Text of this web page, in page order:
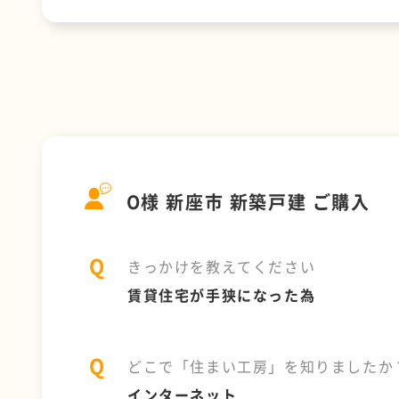
O様 新座市 新築戸建 ご購入
きっかけを教えてください
賃貸住宅が手狭になった為
どこで「住まい工房」を知りましたか
インターネット